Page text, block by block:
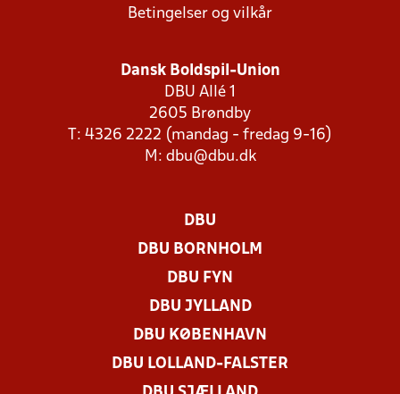
Betingelser og vilkår
Dansk Boldspil-Union
DBU Allé 1
2605 Brøndby
T: 4326 2222 (mandag - fredag 9-16)
M: dbu@dbu.dk
DBU
DBU BORNHOLM
DBU FYN
DBU JYLLAND
DBU KØBENHAVN
DBU LOLLAND-FALSTER